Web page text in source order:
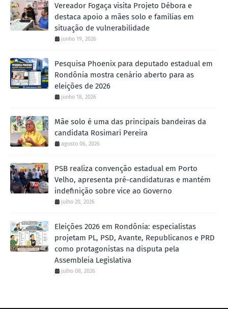
Vereador Fogaça visita Projeto Débora e
destaca apoio a mães solo e famílias em
situação de vulnerabilidade
junho 19, 2026
Pesquisa Phoenix para deputado estadual em
Rondônia mostra cenário aberto para as
eleições de 2026
junho 18, 2026
Mãe solo é uma das principais bandeiras da
candidata Rosimari Pereira
agosto 06, 2026
PSB realiza convenção estadual em Porto
Velho, apresenta pré-candidaturas e mantém
indefinição sobre vice ao Governo
julho 20, 2026
Eleições 2026 em Rondônia: especialistas
projetam PL, PSD, Avante, Republicanos e PRD
como protagonistas na disputa pela
Assembleia Legislativa
julho 08, 2026